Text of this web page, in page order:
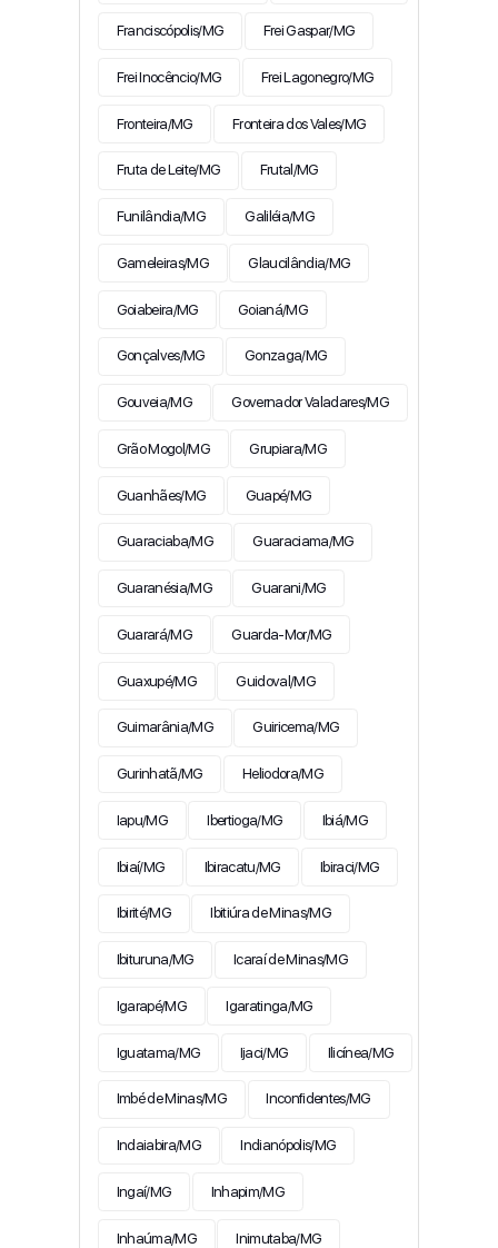
Franciscópolis/MG Frei Gaspar/MG
Frei Inocêncio/MG Frei Lagonegro/MG
Fronteira/MG Fronteira dos Vales/MG
Fruta de Leite/MG Frutal/MG
Funilândia/MG Galiléia/MG
Gameleiras/MG Glaucilândia/MG
Goiabeira/MG Goianá/MG
Gonçalves/MG Gonzaga/MG
Gouveia/MG Governador Valadares/MG
Grão Mogol/MG Grupiara/MG
Guanhães/MG Guapé/MG
Guaraciaba/MG Guaraciama/MG
Guaranésia/MG Guarani/MG
Guarará/MG Guarda-Mor/MG
Guaxupé/MG Guidoval/MG
Guimarânia/MG Guiricema/MG
Gurinhatã/MG Heliodora/MG
Iapu/MG Ibertioga/MG Ibiá/MG
Ibiaí/MG Ibiracatu/MG Ibiraci/MG
Ibirité/MG Ibitiúra de Minas/MG
Ibituruna/MG Icaraí de Minas/MG
Igarapé/MG Igaratinga/MG
Iguatama/MG Ijaci/MG Ilicínea/MG
Imbé de Minas/MG Inconfidentes/MG
Indaiabira/MG Indianópolis/MG
Ingaí/MG Inhapim/MG
Inhaúma/MG Inimutaba/MG